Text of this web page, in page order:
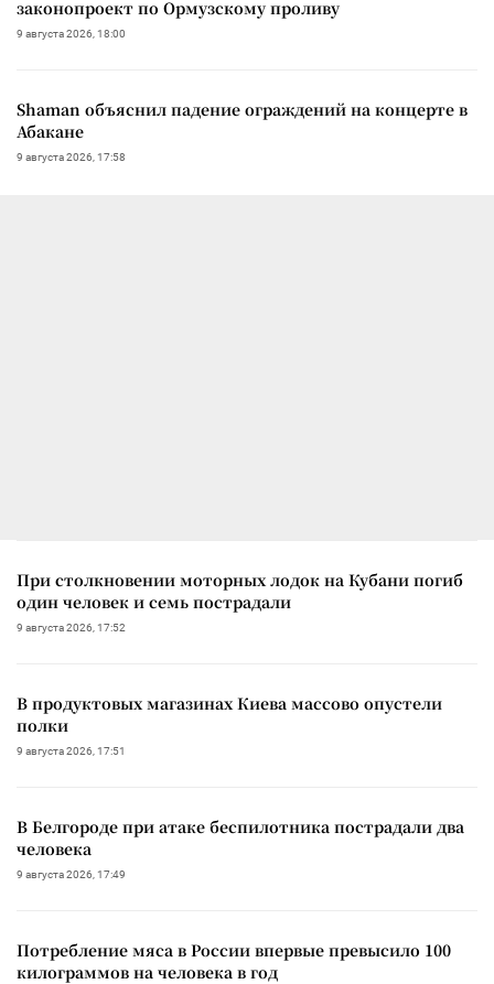
законопроект по Ормузскому проливу
9 августа 2026, 18:00
Shaman объяснил падение ограждений на концерте в
Абакане
9 августа 2026, 17:58
При столкновении моторных лодок на Кубани погиб
один человек и семь пострадали
9 августа 2026, 17:52
В продуктовых магазинах Киева массово опустели
полки
9 августа 2026, 17:51
В Белгороде при атаке беспилотника пострадали два
человека
9 августа 2026, 17:49
Потребление мяса в России впервые превысило 100
килограммов на человека в год